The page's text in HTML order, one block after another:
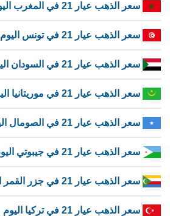
سعر الذهب عيار 21 في المغرب اليوم
سعر الذهب عيار 21 في تونس اليوم
سعر الذهب عيار 21 في السودان اليوم
سعر الذهب عيار 21 في موريتانيا اليوم
سعر الذهب عيار 21 في الصومال اليوم
سعر الذهب عيار 21 في جيبوتي اليوم
سعر الذهب عيار 21 في جزر القمر اليوم
سعر الذهب عيار 21 في تركيا اليوم